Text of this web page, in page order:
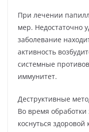
При лечении
мер. Недостаточно
заболевание
активность
системные
иммунитет.
Деструктивные
Во время
коснуться